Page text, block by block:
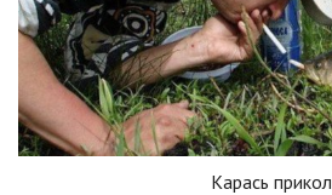
Карась прикол